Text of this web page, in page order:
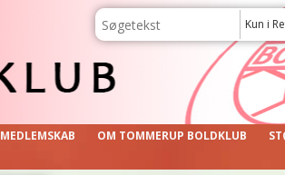
Kun i
MEDLEMSKAB OM TOMMERUP BOLDKLUB